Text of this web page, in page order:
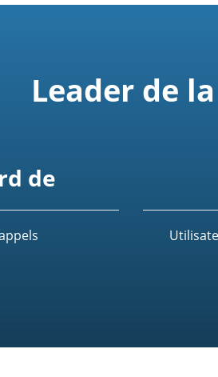
Leader de
de